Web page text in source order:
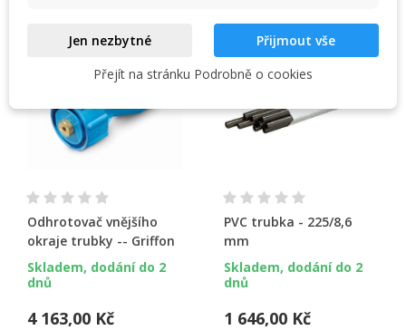
Odhrotovač vnějšího
okraje trubky -- Griffon
Skladem, dodání do 2
dnů
4 163,00 Kč
PVC trubka - 225/8,6
mm
Skladem, dodání do 2
dnů
1 646,00 Kč
Jen nezbytné
Přijmout vše
Přejít na stránku Podrobně o cookies